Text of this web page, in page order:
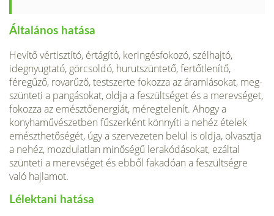
Általános hatása
Hevítő vértisztító, értágító, keringésfokozó, szélhajtó,
idegnyugtató, görcsoldó, hu­rutszüntető, fertőtlenítő,
féregűző, rovarűző, testszerte fokozza az áramlásokat, meg­
szünteti a pangásokat, oldja a feszültséget és a merevséget,
fokozza az emésztőener­giát, méregtelenít. Ahogy a
konyhaművészetben fűszerként könnyíti a nehéz ételek
emészthetőségét, úgy a szervezeten belül is oldja, olvasztja
a nehéz, mozdulatlan minőségű lerakódásokat, ezáltal
szünteti a merevséget és ebből fakadóan a feszült­ségre
való hajlamot.
Lélektani hatása